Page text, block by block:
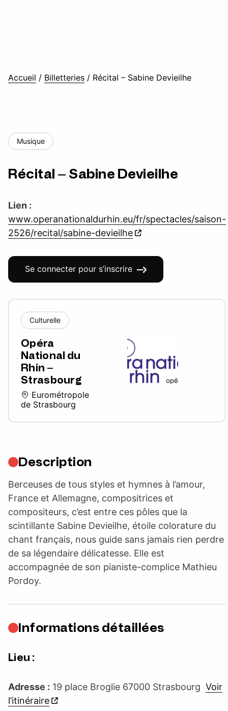
Accueil / Billetteries / Récital – Sabine Devieilhe
Musique
Récital – Sabine Devieilhe
Lien :
www.operanationaldurhin.eu/fr/spectacles/saison-
2526/recital/sabine-devieilhe
Se connecter pour s’inscrire
Culturelle
Opéra
National du
Rhin –
Strasbourg
Eurométropole
de Strasbourg
Description
Berceuses de tous styles et hymnes à l’amour,
France et Allemagne, compositrices et
compositeurs, c’est entre ces pôles que la
scintillante Sabine Devieilhe, étoile colorature du
chant français, nous guide sans jamais rien perdre
de sa légendaire délicatesse. Elle est
accompagnée de son pianiste-complice Mathieu
Pordoy.
Informations détaillées
Lieu :
Adresse : 19 place Broglie 67000 Strasbourg Voir
l’itinéraire